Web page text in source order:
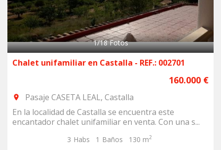
1/18Fotos
Chalet unifamiliar en Castalla - REF.: 002701
160.000 €
room
Pasaje CASETA LEAL, Castalla
En la localidad de Castalla se encuentra este
encantador chalet unifamiliar en venta. Con una s...
3 Habs 1 Baños 130 m2